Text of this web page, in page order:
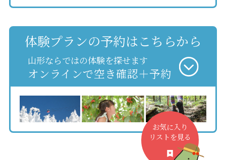
体験プランの予約はこちらから
山形ならではの体験を探せます
オンラインで空き確認＋予約
お気に入り
リストを見る